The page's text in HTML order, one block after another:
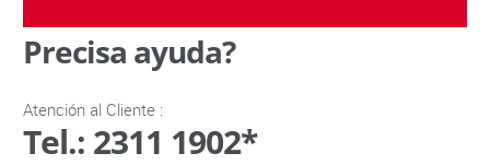
Precisa ayuda?
Atención al Cliente :
Tel.: 2311 1902*